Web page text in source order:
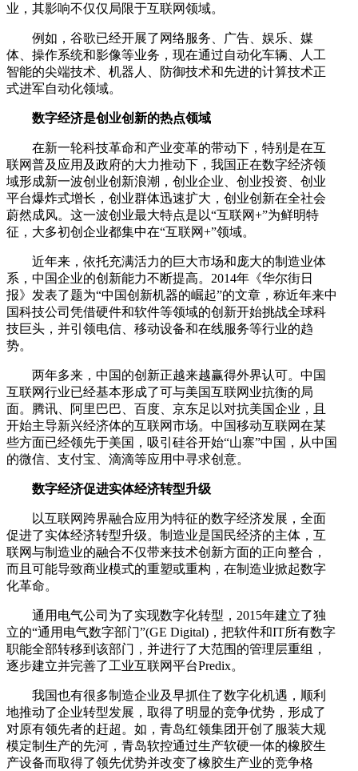
业，其影响不仅仅局限于互联网领域。
例如，谷歌已经开展了网络服务、广告、娱乐、媒
体、操作系统和影像等业务，现在通过自动化车辆、人工
智能的尖端技术、机器人、防御技术和先进的计算技术正
式进军自动化领域。
数字经济是创业创新的热点领域
在新一轮科技革命和产业变革的带动下，特别是在互
联网普及应用及政府的大力推动下，我国正在数字经济领
域形成新一波创业创新浪潮，创业企业、创业投资、创业
平台爆炸式增长，创业群体迅速扩大，创业创新在全社会
蔚然成风。这一波创业最大特点是以“互联网+”为鲜明特
征，大多初创企业都集中在“互联网+”领域。
近年来，依托充满活力的巨大市场和庞大的制造业体
系，中国企业的创新能力不断提高。2014年《华尔街日
报》发表了题为“中国创新机器的崛起”的文章，称近年来中
国科技公司凭借硬件和软件等领域的创新开始挑战全球科
技巨头，并引领电信、移动设备和在线服务等行业的趋
势。
两年多来，中国的创新正越来越赢得外界认可。中国
互联网行业已经基本形成了可与美国互联网业抗衡的局
面。腾讯、阿里巴巴、百度、京东足以对抗美国企业，且
开始主导新兴经济体的互联网市场。中国移动互联网在某
些方面已经领先于美国，吸引硅谷开始“山寨”中国，从中国
的微信、支付宝、滴滴等应用中寻求创意。
数字经济促进实体经济转型升级
以互联网跨界融合应用为特征的数字经济发展，全面
促进了实体经济转型升级。制造业是国民经济的主体，互
联网与制造业的融合不仅带来技术创新方面的正向整合，
而且可能导致商业模式的重塑或重构，在制造业掀起数字
化革命。
通用电气公司为了实现数字化转型，2015年建立了独
立的“通用电气数字部门”(GE Digital)，把软件和IT所有数字
职能全部转移到该部门，并进行了大范围的管理层重组，
逐步建立并完善了工业互联网平台Predix。
我国也有很多制造企业及早抓住了数字化机遇，顺利
地推动了企业转型发展，取得了明显的竞争优势，形成了
对原有领先者的赶超。如，青岛红领集团开创了服装大规
模定制生产的先河，青岛软控通过生产软硬一体的橡胶生
产设备而取得了领先优势并改变了橡胶生产业的竞争格